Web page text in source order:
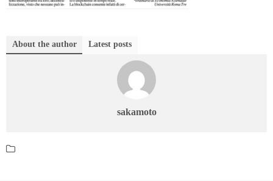
About the author Latest posts
sakamoto